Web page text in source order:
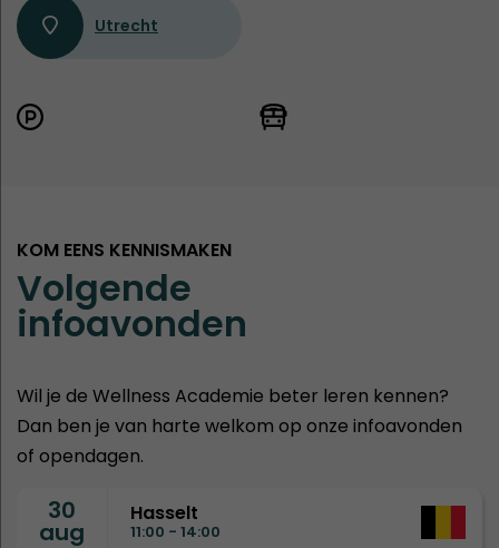
Utrecht
KOM EENS KENNISMAKEN
Volgende
infoavonden
Wil je de Wellness Academie beter leren kennen?
Dan ben je van harte welkom op onze infoavonden
of opendagen.
30
aug
Hasselt
11:00 - 14:00